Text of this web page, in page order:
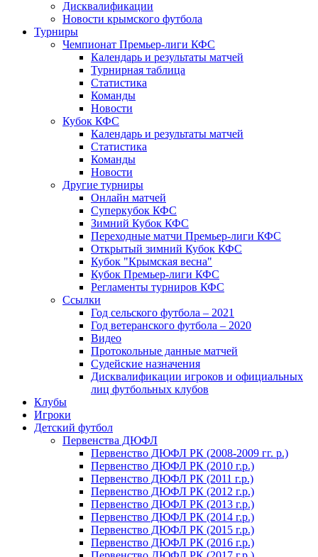
Дисквалификации
Новости крымского футбола
Турниры
Чемпионат Премьер-лиги КФС
Календарь и результаты матчей
Турнирная таблица
Статистика
Команды
Новости
Кубок КФС
Календарь и результаты матчей
Статистика
Команды
Новости
Другие турниры
Онлайн матчей
Суперкубок КФС
Зимний Кубок КФС
Переходные матчи Премьер-лиги КФС
Открытый зимний Кубок КФС
Кубок "Крымская весна"
Кубок Премьер-лиги КФС
Регламенты турниров КФС
Ссылки
Год сельского футбола – 2021
Год ветеранского футбола – 2020
Видео
Протокольные данные матчей
Судейские назначения
Дисквалификации игроков и официальных
лиц футбольных клубов
Клубы
Игроки
Детский футбол
Первенства ДЮФЛ
Первенство ДЮФЛ РК (2008-2009 гг. р.)
Первенство ДЮФЛ РК (2010 г.р.)
Первенство ДЮФЛ РК (2011 г.р.)
Первенство ДЮФЛ РК (2012 г.р.)
Первенство ДЮФЛ РК (2013 г.р.)
Первенство ДЮФЛ РК (2014 г.р.)
Первенство ДЮФЛ РК (2015 г.р.)
Первенство ДЮФЛ РК (2016 г.р.)